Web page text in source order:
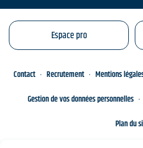
Espace pro
Contact Recrutement Mentions
Gestion de vos données personnelles
Plan du